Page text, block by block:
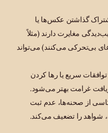
گذاشتن عکس‌ها یا
مغایرت دارند (مثلاً
بی‌تحرکی می‌کنند) می‌تواند
سریع یا رها کردن
غرامت بهتر می‌شود.
از صحنه‌ها، عدم ثبت
شواهد را تضعیف می‌کند.